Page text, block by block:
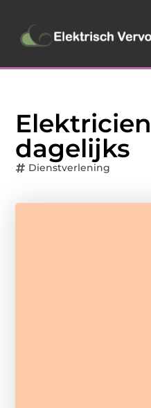
dagelijks
Dienstverlening